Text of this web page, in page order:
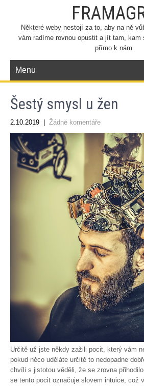
Některé weby nestojí za to, aby na ně
vám radíme rovnou opustit a jít tam, kam
přímo k nám.
Menu
Šestý smysl u žen
2.10.2019 Žádné komentáře
Určitě už jste někdy zažili pocit, který vám
pokud něco uděláte určitě to nedopadne
chvíli s jistotou věděli, že se zrovna
se tento pocit označuje slovem intuice, což